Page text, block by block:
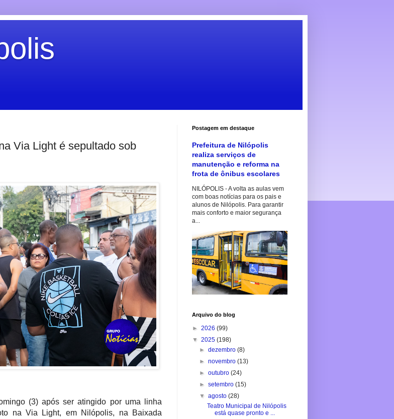
Via Light é sepultado sob
(3) após ser atingido por uma linha
na Via Light, em Nilópolis, na Baixada
Postagem em destaque
Prefeitura de Nilópolis
realiza serviços de
manutenção e reforma na
frota de ônibus escolares
NILÓPOLIS - A volta as aulas vem
com boas notícias para os pais e
alunos de Nilópolis. Para garantir
mais conforto e maior segurança
a...
Arquivo do blog
► 2026 (99)
▼ 2025 (198)
►dezembro(8)
►novembro(13)
►outubro(24)
►setembro(15)
▼agosto(28)
Teatro Municipal de Nilópolis
está quase pronto e ...